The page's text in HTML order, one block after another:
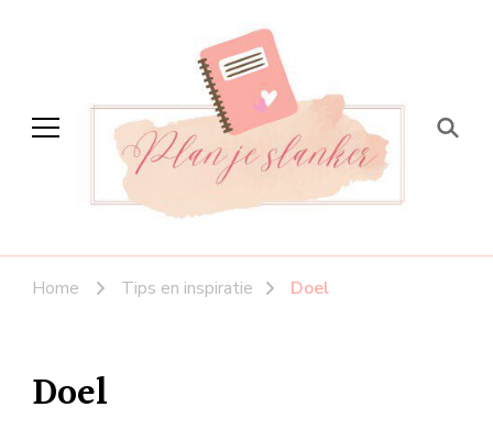
Plan je slanker
Home Tips en inspiratie Doel
Doel